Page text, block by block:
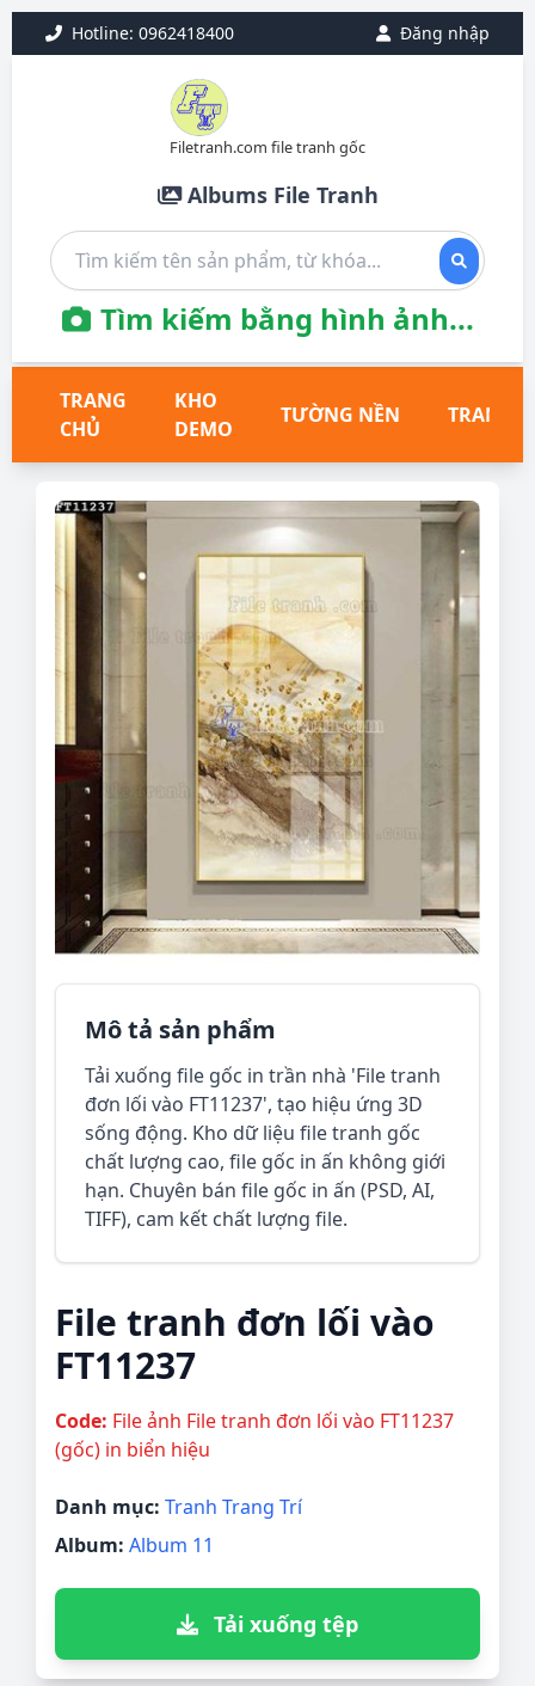
Hotline: 0962418400 Đăng nhập
Filetranh.com file tranh gốc
Albums File Tranh
Tìm kiếm bằng hình ảnh...
TRANG
CHỦ
KHO
DEMO
TƯỜNG NỀN TRANH
Mô tả sản phẩm
Tải xuống file gốc in trần nhà 'File tranh
đơn lối vào FT11237', tạo hiệu ứng 3D
sống động. Kho dữ liệu file tranh gốc
chất lượng cao, file gốc in ấn không giới
hạn. Chuyên bán file gốc in ấn (PSD, AI,
TIFF), cam kết chất lượng file.
File tranh đơn lối vào
FT11237
Code: File ảnh File tranh đơn lối vào FT11237
(gốc) in biển hiệu
Danh mục: Tranh Trang Trí
Album: Album 11
Tải xuống tệp